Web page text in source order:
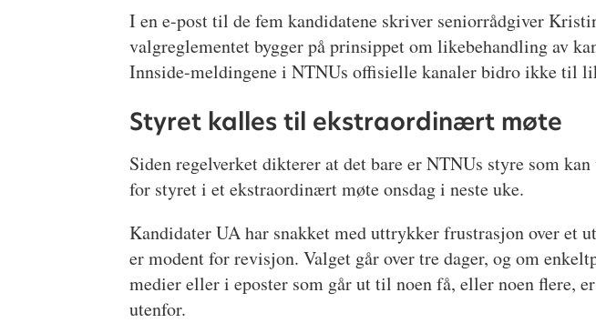
I en e-post til de fem kandidatene skriver seniorrådgiver
valgreglementet bygger på prinsippet om likebehandling av
Innside-meldingene i NTNUs offisielle kanaler bidro ikke til
Styret kalles til ekstraordinært møte
Siden regelverket dikterer at det bare er NTNUs styre som
for styret i et ekstraordinært møte onsdag i neste uke.
Kandidater UA har snakket med uttrykker frustrasjon over et
er modent for revisjon. Valget går over tre dager, og om
medier eller i eposter som går ut til noen få, eller noen flere,
utenfor.